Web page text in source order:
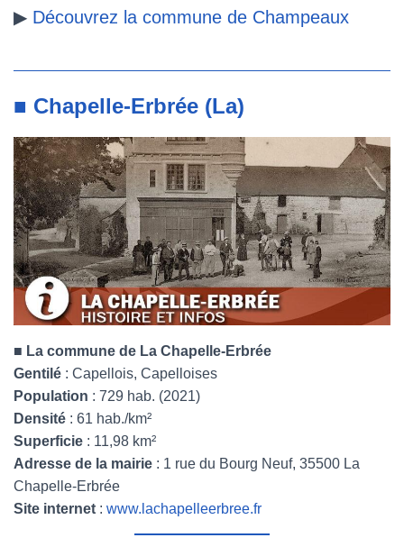
▶ Découvrez la commune de Champeaux
■ Chapelle-Erbrée (La)
■ La commune de La Chapelle-Erbrée
Gentilé : Capellois, Capelloises
Population : 729 hab. (2021)
Densité : 61 hab./km²
Superficie : 11,98 km²
Adresse de la mairie : 1 rue du Bourg Neuf, 35500 La
Chapelle-Erbrée
Site internet : www.lachapelleerbree.fr